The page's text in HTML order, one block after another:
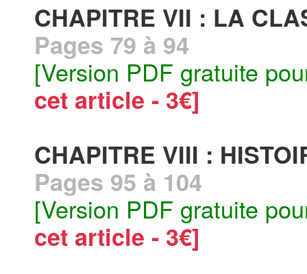
CHAPITRE VII : LA
Pages 79 à 94
[Version PDF gratuite
cet article - 3€]
CHAPITRE VIII :
Pages 95 à 104
[Version PDF gratuite
cet article - 3€]